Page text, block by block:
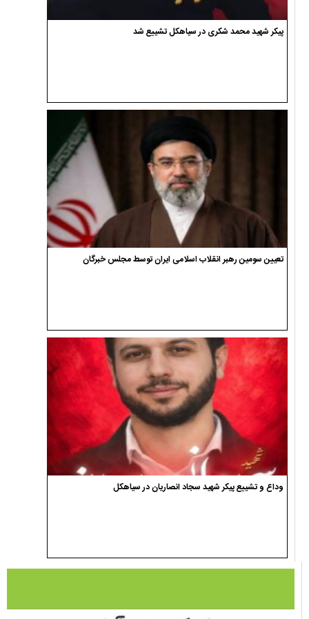
پیکر شهید محمد شکری در سیاهکل تشییع شد
تعیین سومین رهبر انقلاب اسلامی ایران توسط مجلس خبرگان
وداع و تشییع پیکر شهید سجاد انصاریان در سیاهکل